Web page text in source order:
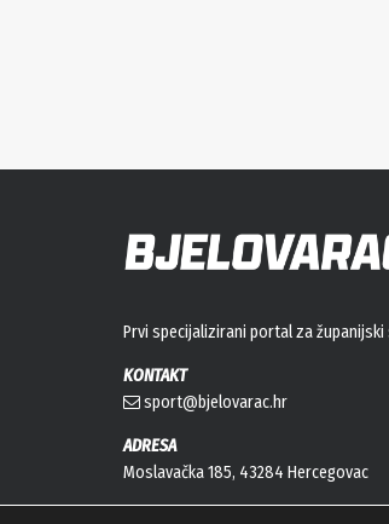
Prvi specijalizirani portal za
KONTAKT
sport@bjelovarac.hr
ADRESA
Moslavačka 185, 43284 Hercegovac